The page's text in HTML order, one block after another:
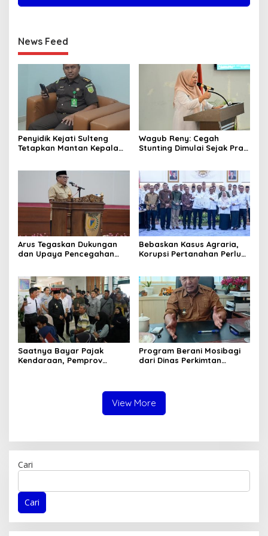
News Feed
Penyidik Kejati Sulteng
Tetapkan Mantan Kepala
Tersangka Dugaan Korupsi
Pemungutan Pajak
Pertambangan
Wagub Reny: Cegah
Stunting Dimulai Sejak Pra
Arus Tegaskan Dukungan
dan Upaya Pencegahan
Bebaskan Kasus Agraria,
Korupsi Pertanahan Perlu
Saatnya Bayar Pajak
Kendaraan, Pemprov
Program Berani Mosibagi
dari Dinas Perkimtan
View More
Cari
Cari